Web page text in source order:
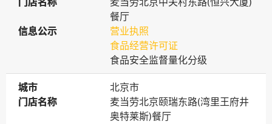
餐厅
信息公示
信息公示
营业执照
食品经营许可证
食品安全监督量化分级
城市
城市
北京市
门店名称
门店名称
麦当劳北京颐瑞东路(湾里王府井
奥特莱斯)餐厅